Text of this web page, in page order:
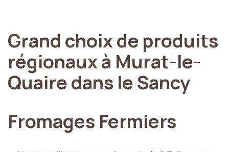
Grand choixde produits
régionauxà Murat-le-
Quairedans leSancy
Fromages Fermiers